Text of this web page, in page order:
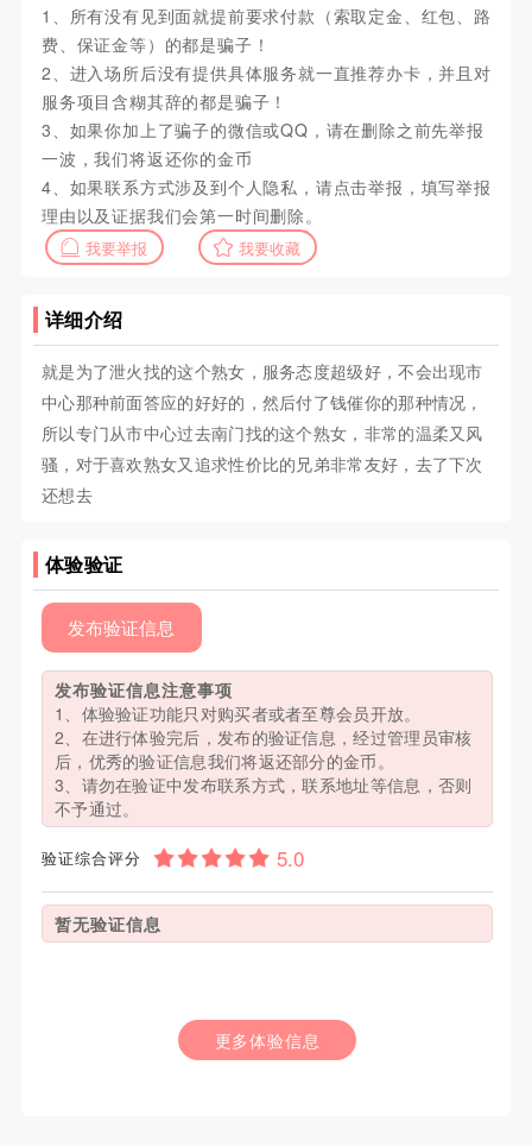
1、所有没有见到面就提前要求付款（索取定金、红包、路
费、保证金等）的都是骗子！
2、进入场所后没有提供具体服务就一直推荐办卡，并且对
服务项目含糊其辞的都是骗子！
3、如果你加上了骗子的微信或QQ，请在删除之前先举报
一波，我们将返还你的金币
4、如果联系方式涉及到个人隐私，请点击举报，填写举报
理由以及证据我们会第一时间删除。
我要举报 我要收藏
详细介绍
就是为了泄火找的这个熟女，服务态度超级好，不会出现市
中心那种前面答应的好好的，然后付了钱催你的那种情况，
所以专门从市中心过去南门找的这个熟女，非常的温柔又风
骚，对于喜欢熟女又追求性价比的兄弟非常友好，去了下次
还想去
体验验证
发布验证信息
发布验证信息注意事项
1、体验验证功能只对购买者或者至尊会员开放。
2、在进行体验完后，发布的验证信息，经过管理员审核
后，优秀的验证信息我们将返还部分的金币。
3、请勿在验证中发布联系方式，联系地址等信息，否则
不予通过。
验证综合评分
暂无验证信息
更多体验信息